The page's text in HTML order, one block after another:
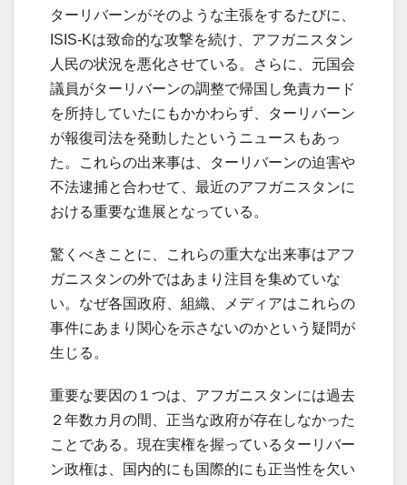
ターリバーンがそのような主張をするたびに、
ISIS-Kは致命的な攻撃を続け、アフガニスタン
人民の状況を悪化させている。さらに、元国会
議員がターリバーンの調整で帰国し免責カード
を所持していたにもかかわらず、ターリバーン
が報復司法を発動したというニュースもあっ
た。これらの出来事は、ターリバーンの迫害や
不法逮捕と合わせて、最近のアフガニスタンに
おける重要な進展となっている。
驚くべきことに、これらの重大な出来事はアフ
ガニスタンの外ではあまり注目を集めていな
い。なぜ各国政府、組織、メディアはこれらの
事件にあまり関心を示さないのかという疑問が
生じる。
重要な要因の１つは、アフガニスタンには過去
２年数カ月の間、正当な政府が存在しなかった
ことである。現在実権を握っているターリバー
ン政権は、国内的にも国際的にも正当性を欠い